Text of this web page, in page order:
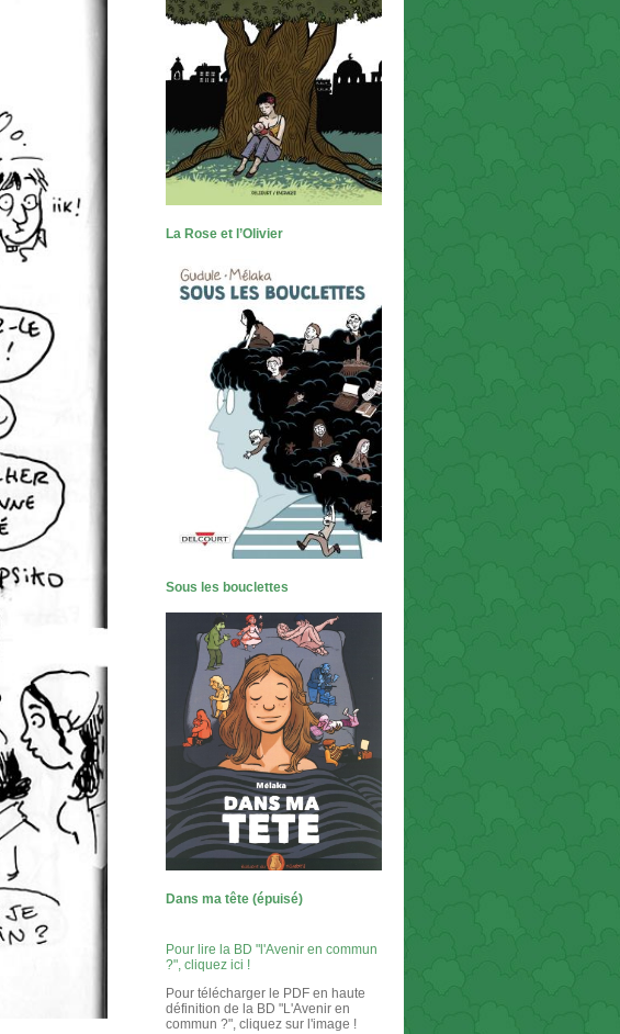
La Rose et l’Olivier
Sous les bouclettes
Dans ma tête (épuisé)
Pour lire la BD "l'Avenir en commun
?", cliquez ici !
Pour télécharger le PDF en haute
définition de la BD "L'Avenir en
commun ?", cliquez sur l'image !